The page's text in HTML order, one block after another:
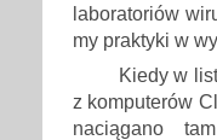
laboratoriów
my praktyki w
Kiedy w
z komputerów
naciągano